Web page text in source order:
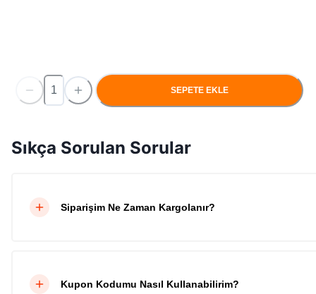
SEPETE EKLE
Sıkça Sorulan Sorular
Siparişim Ne Zaman Kargolanır?
Kupon Kodumu Nasıl Kullanabilirim?